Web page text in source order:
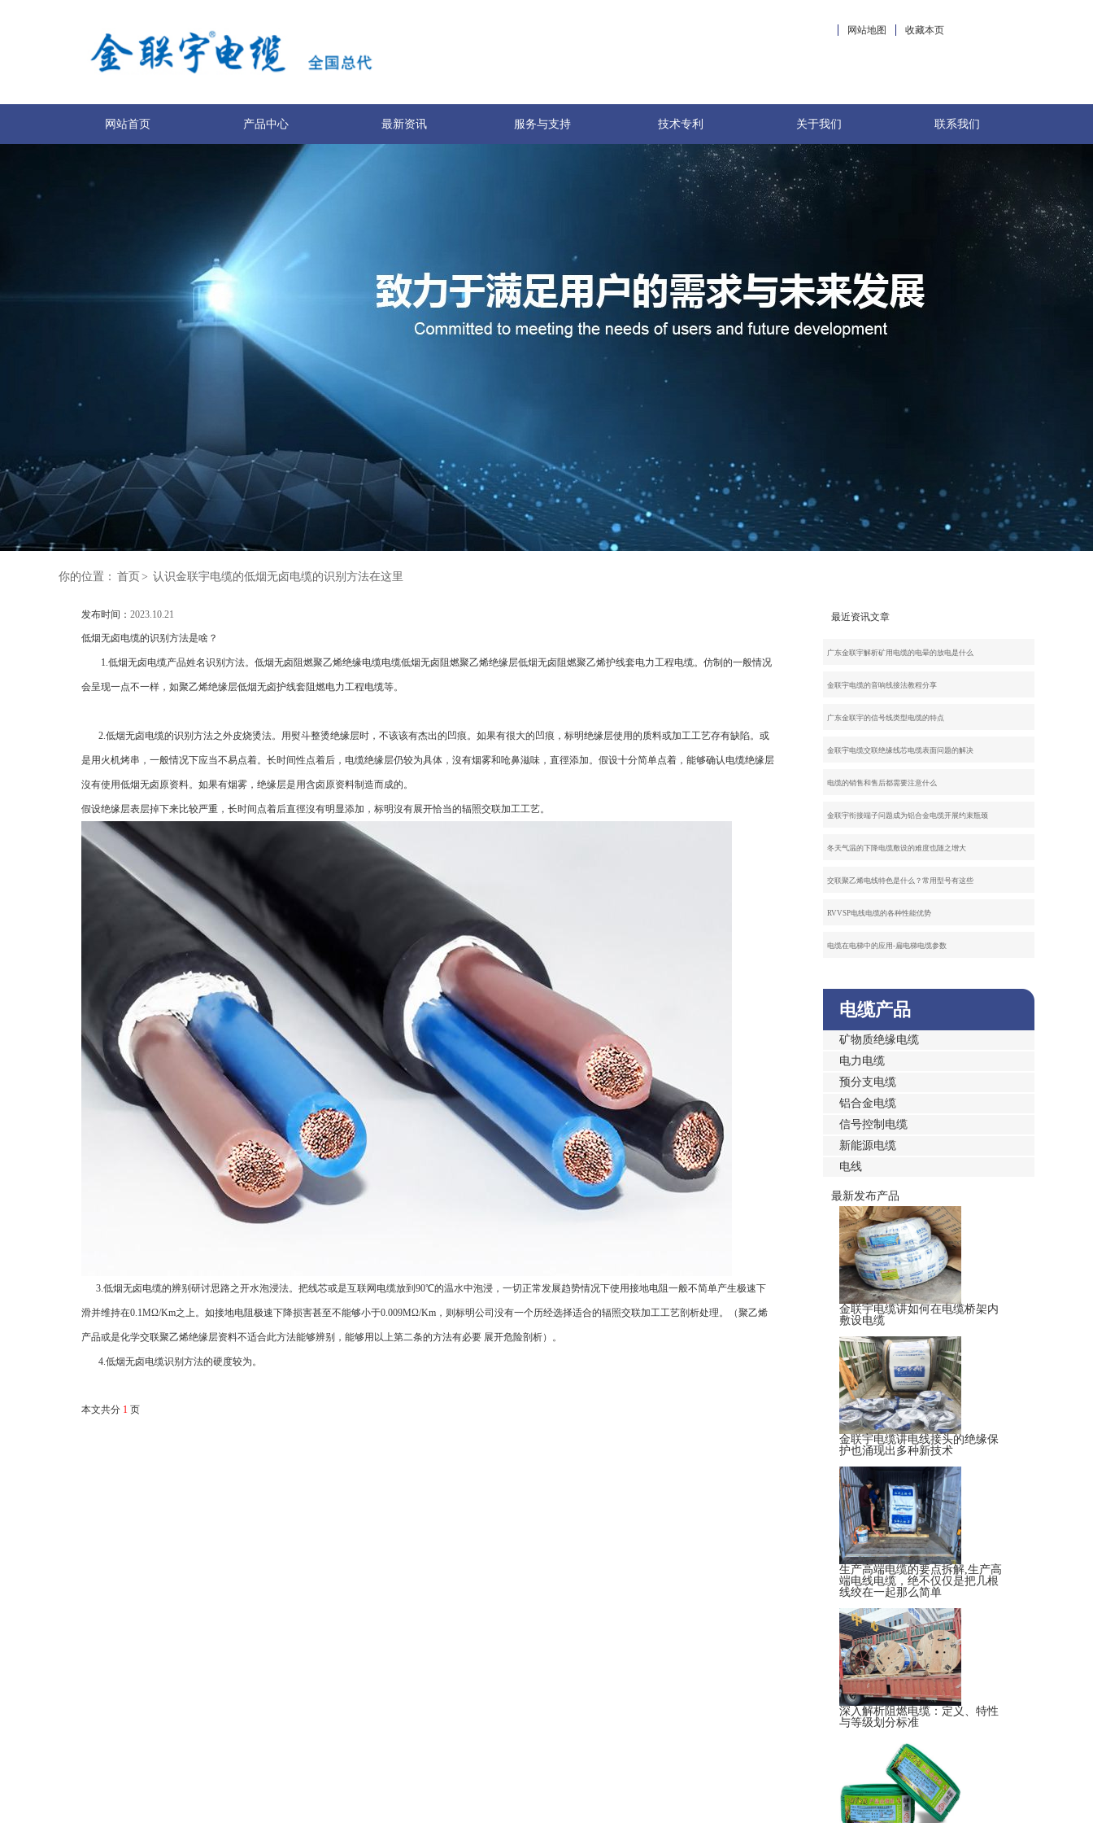
收藏本页
网站地图
网站首页 产品中心 最新资讯 服务与支持 技术专利 关于我们 联系我们
你的位置： 首页 > 认识金联宇电缆的低烟无卤电缆的识别方法在这里
发布时间： 2023.10.21
低烟无卤电缆的识别方法是啥？
1.低烟无卤电缆产品姓名识别方法。低烟无卤阻燃聚乙烯绝缘电缆电缆低烟无卤阻燃聚乙烯绝缘层低烟无卤阻燃聚乙烯护线套电力工程电缆。仿制的一般情况
会呈现一点不一样，如聚乙烯绝缘层低烟无卤护线套阻燃电力工程电缆等。
2.低烟无卤电缆的识别方法之外皮烧烫法。用熨斗整烫绝缘层时，不该该有杰出的凹痕。如果有很大的凹痕，标明绝缘层使用的质料或加工工艺存有缺陷。或
是用火机烤串，一般情况下应当不易点着。长时间性点着后，电缆绝缘层仍较为具体，沒有烟雾和呛鼻滋味，直徑添加。假设十分简单点着，能够确认电缆绝缘层
沒有使用低烟无卤原资料。如果有烟雾，绝缘层是用含卤原资料制造而成的。
假设绝缘层表层掉下来比较严重，长时间点着后直徑沒有明显添加，标明沒有展开恰当的辐照交联加工工艺。
3.低烟无卤电缆的辨别研讨思路之开水泡浸法。把线芯或是互联网电缆放到90℃的温水中泡浸，一切正常发展趋势情况下使用接地电阻一般不简单产生极速下
滑并维持在0.1MΩ/Km之上。如接地电阻极速下降损害甚至不能够小于0.009MΩ/Km，则标明公司没有一个历经选择适合的辐照交联加工工艺剖析处理。（聚乙烯
产品或是化学交联聚乙烯绝缘层资料不适合此方法能够辨别，能够用以上第二条的方法有必要 展开危险剖析）。
4.低烟无卤电缆识别方法的硬度较为。
本文共分 1 页
最近资讯文章
广东金联宇解析矿用电缆的电晕的放电是什么
金联宇电缆的音响线接法教程分享
广东金联宇的信号线类型电缆的特点
金联宇电缆交联绝缘线芯电缆表面问题的解决
电缆的销售和售后都需要注意什么
金联宇衔接端子问题成为铝合金电缆开展约束瓶颈
冬天气温的下降电缆敷设的难度也随之增大
交联聚乙烯电线特色是什么？常用型号有这些
RVVSP电线电缆的各种性能优势
电缆在电梯中的应用-扁电梯电缆参数
电缆产品
矿物质绝缘电缆
电力电缆
预分支电缆
铝合金电缆
信号控制电缆
新能源电缆
电线
最新发布产品
金联宇电缆讲如何在电缆桥架内
敷设电缆
金联宇电缆讲电线接头的绝缘保
护也涌现出多种新技术
生产高端电缆的要点拆解,生产高
端电线电缆，绝不仅仅是把几根
线绞在一起那么简单
深入解析阻燃电缆：定义、特性
与等级划分标准